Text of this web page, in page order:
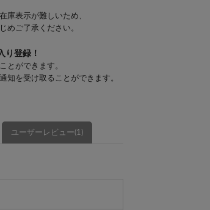
庫表示が難しいため、
めご了承ください。
り登録！
とができます。
知を受け取ることができます。
ユーザーレビュー(1)